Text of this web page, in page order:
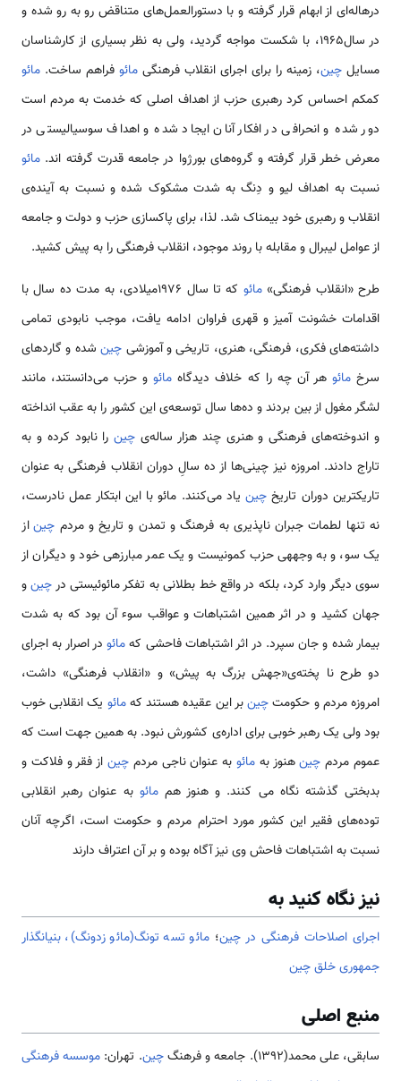
در‌هاله‌ای از ابهام قرار گرفته و با دستورالعمل­‌های متناقض رو به رو شده و
در سال1965، با شکست مواجه گردید، ولی به نظر بسیاری از کارشناسان
مسایل چین، زمینه را برای اجرای انقلاب فرهنگی مائو فراهم ساخت. مائو
کم­کم احساس کرد رهبری حزب از اهداف اصلی که خدمت به مردم است
دور شده و انحرافی در افکار آنان ایجاد شده و اهداف سوسیالیستی در
معرض خطر قرار گرفته و گروه‌های بورژوا در جامعه قدرت گرفته اند. مائو
نسبت به اهداف لیو و دِنگ به شدت مشکوک شده و نسبت به آینده‌ی
انقلاب و رهبری خود بیمناک شد. لذا، برای پاکسازی حزب و دولت و جامعه
از عوامل لیبرال و مقابله با روند موجود، انقلاب فرهنگی را به پیش کشید.
طرح «انقلاب فرهنگی»مائو
که تا سال 1976میلادی، به مدت ده سال با
اقدامات خشونت آمیز و قهری فراوان ادامه یافت، موجب نابودی تمامی
داشته‌­های فکری، فرهنگی، هنری، تاریخی و آموزشی چینشده و گاردهای
سرخمائو هر آن چه را که خلاف دیدگاه مائوو حزب می‌دانستند، مانند
لشگر مغول از بین بردند و ده­‌ها سال توسعه‌ی این کشور را به عقب انداخته
و اندوخته‌های فرهنگی و هنری چند هزار ساله‌ی چینرا نابود کرده و به
تاراج دادند. امروزه نیز چینی­‌ها از ده سالِ دوران انقلاب فرهنگی به عنوان
تاریک­ترین دوران تاریخ چینیاد می­‌کنند. مائو با این ابتکار عمل نا­درست،
نه تنها لطمات جبران ناپذیری به فرهنگ و تمدن و تاریخ و مردم چیناز
یک سو، و به وجهه­ی حزب کمونیست و یک عمر مبارزه­ی خود و دیگران از
سوی دیگر وارد کرد، بلکه در واقع خط بطلانی به تفکر مائوئیستی درچینو
جهان کشید و در اثر همین اشتباهات و عواقب سوء آن بود که به شدت
بیمار شده و جان سپرد. در اثر اشتباهات فاحشی کهمائودر اصرار به اجرای
دو طرح نا پخته‌ی«جهش بزرگ به پیش» و «انقلاب فرهنگی» داشت،
امروزه مردم و حکومتچینبر این عقیده هستند کهمائو یک انقلابی خوب
بود ولی یک رهبر خوبی برای اداره‌ی کشورش نبود. به همین جهت است که
عموم مردم چینهنوز به مائو به عنوان ناجی مردم چین از فقر و فلاکت و
بدبختی گذشته نگاه می­ کنند. و هنوز هممائو به عنوان رهبر انقلابی
توده‌های فقیر این کشور مورد احترام مردم و حکومت است، اگرچه آنان
نسبت به اشتباهات فاحش وی نیز آگاه بوده و بر آن اعتراف دارند
نیز نگاه کنید به
اجرای اصلاحات فرهنگی در چین؛ مائو تسه تونگ(مائو زدونگ)، بنیانگذار
جمهوری خلق چین
منبع اصلی
سابقی، علی محمد(1392). جامعه و فرهنگ چین. تهران: موسسه فرهنگی